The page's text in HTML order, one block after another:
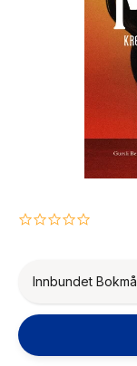
0.0
Innbundet